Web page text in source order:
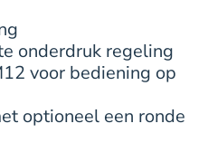
onderdruk regeling
voor bediening op
optioneel een ronde